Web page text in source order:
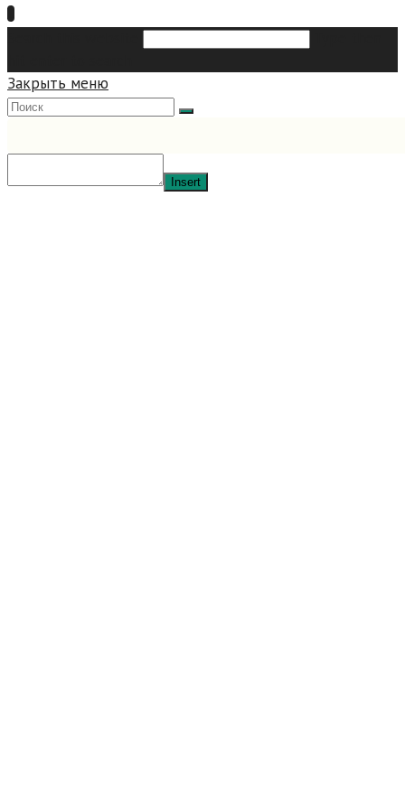
Закрыть меню
Insert